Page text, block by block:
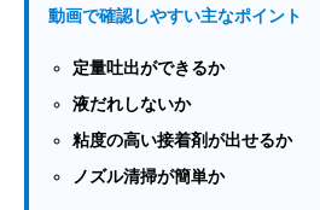
動画で確認しやすい主なポイント
定量吐出ができるか
液だれしないか
粘度の高い接着剤が出せるか
ノズル清掃が簡単か